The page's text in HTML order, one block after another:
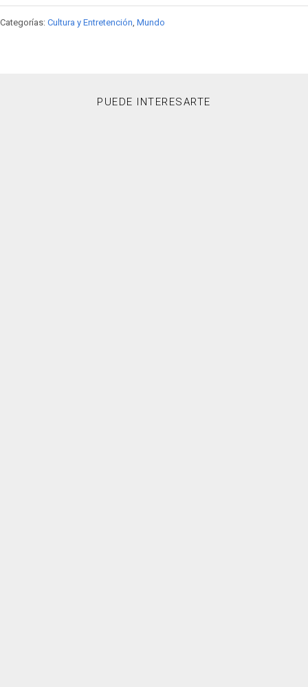
Categorías: Cultura y Entretención Mundo
PUEDE INTERESARTE